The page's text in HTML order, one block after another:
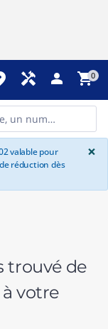
handyman person shopping_cart0
valable pour
réduction dès
×
trouvé de
votre